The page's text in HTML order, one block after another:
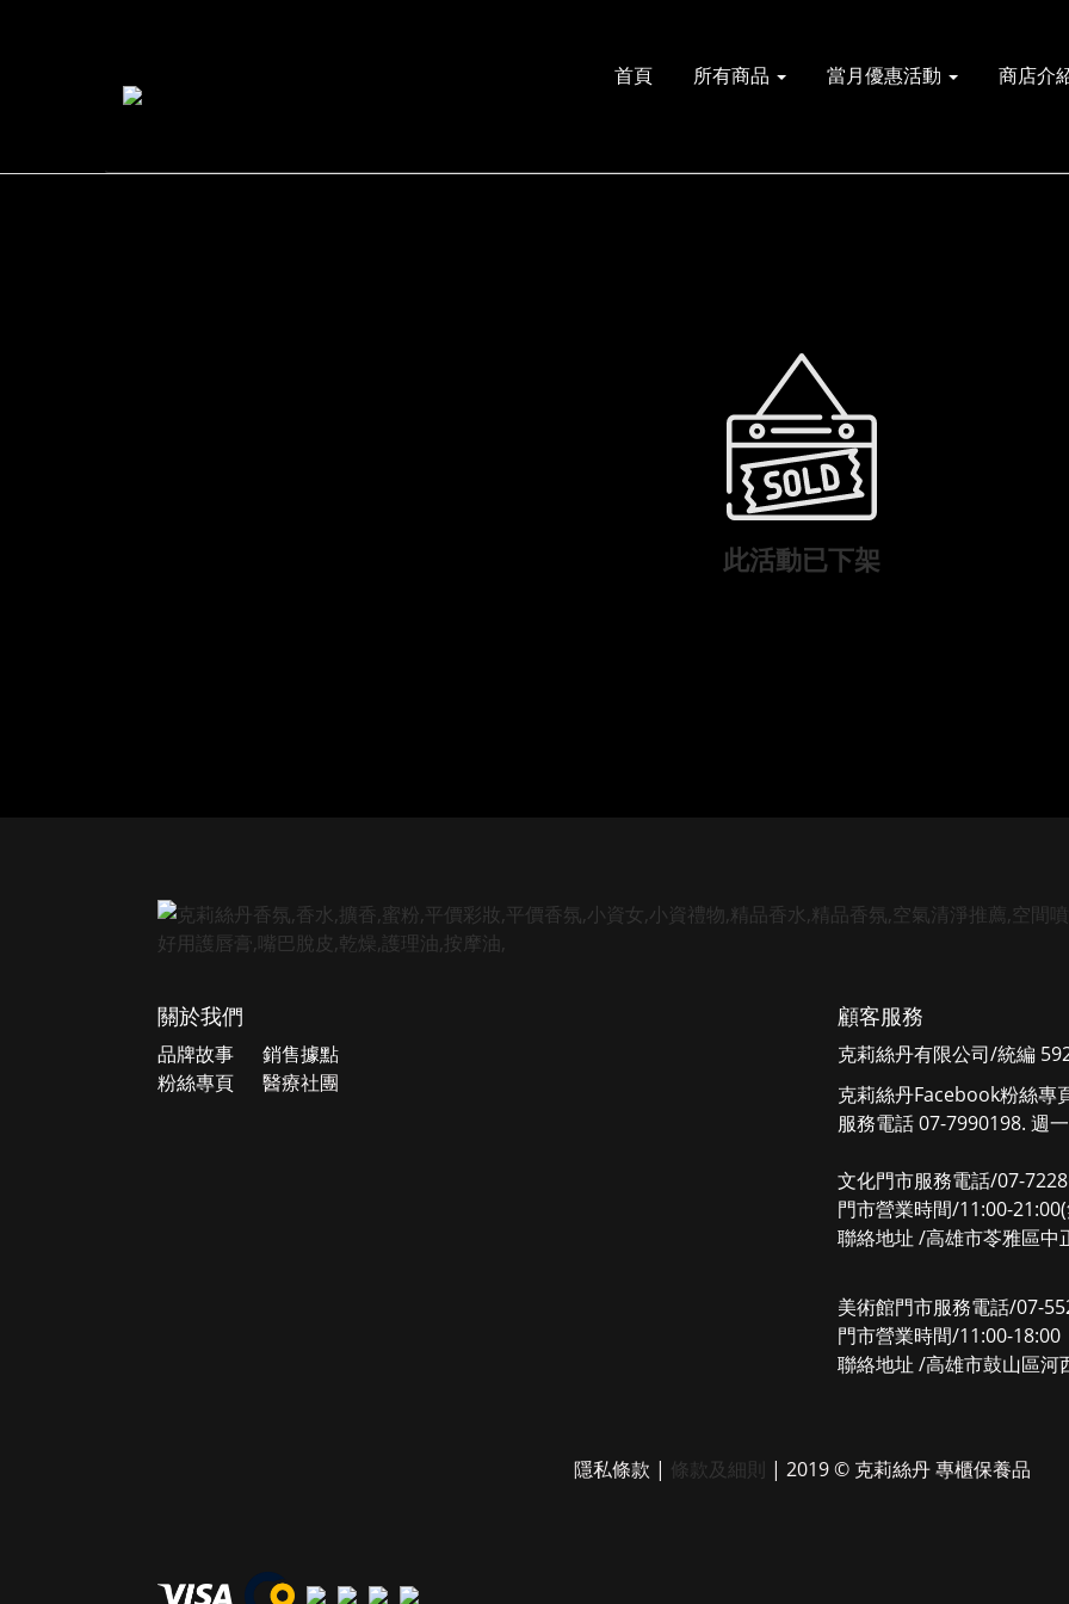
首頁 所有商品 當月優惠活動 商店介
此活動已下架
關於我們
品牌故事 銷售據點
粉絲專頁 醫療社團
顧客服務
克莉絲丹有限公司/統編
克莉絲丹Facebook粉絲專
服務電話 07-7990198. 週
文化門市服務電話/07-
門市營業時間/11:00-
聯絡地址 /高雄市苓雅區中
美術館門市服務電話/07-
門市營業時間/11:00-18:00
聯絡地址 /高雄市鼓山區河
隱私條款 | 條款及細則 | 2019 © 克莉絲丹 專櫃保養品